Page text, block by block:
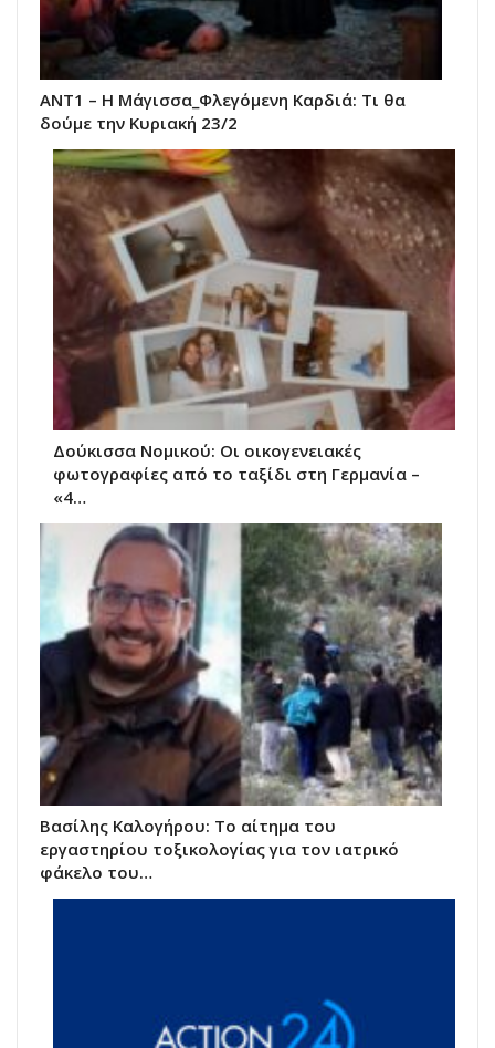
ANT1 – Η Μάγισσα_Φλεγόμενη Καρδιά: Τι θα
δούμε την Κυριακή 23/2
Δούκισσα Νομικού: Οι οικογενειακές
φωτογραφίες από το ταξίδι στη Γερμανία –
«4…
Βασίλης Καλογήρου: Το αίτημα του
εργαστηρίου τοξικολογίας για τον ιατρικό
φάκελο του…